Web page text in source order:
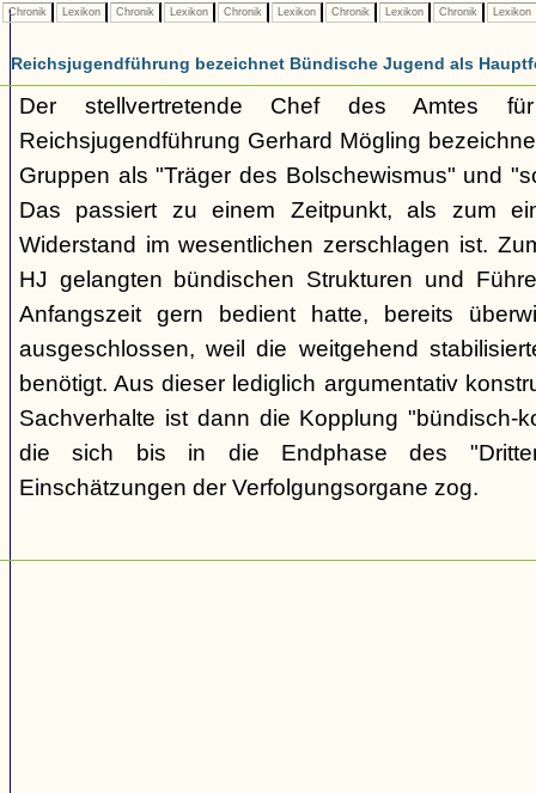
Chronik Lexikon Chronik Lexikon Chronik Lexikon Chronik Lexikon Chronik Lexikon
Reichsjugendführung bezeichnet Bündische Jugend als
Der stellvertretende Chef des Amtes
Reichsjugendführung Gerhard Mögling
Gruppen als "Träger des Bolschewismus" und
Das passiert zu einem Zeitpunkt, als zum
Widerstand im wesentlichen zerschlagen ist.
HJ gelangten bündischen Strukturen und
Anfangszeit gern bedient hatte, bereits
ausgeschlossen, weil die weitgehend
benötigt. Aus dieser lediglich argumentativ
Sachverhalte ist dann die Kopplung "bündisch-
die sich bis in die Endphase des
Einschätzungen der Verfolgungsorgane zog.